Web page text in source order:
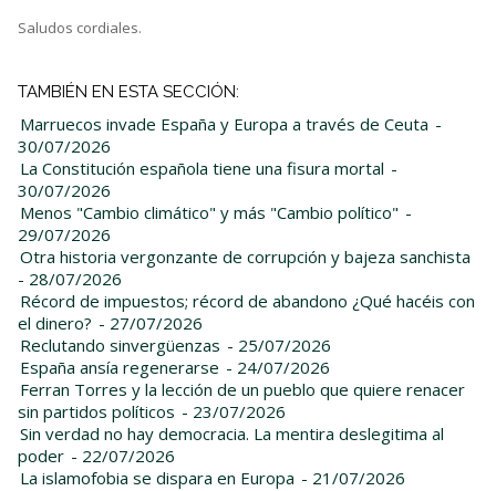
Saludos cordiales.
TAMBIÉN EN ESTA SECCIÓN:
Marruecos invade España y Europa a través de Ceuta -
30/07/2026
La Constitución española tiene una fisura mortal -
30/07/2026
Menos "Cambio climático" y más "Cambio político" -
29/07/2026
Otra historia vergonzante de corrupción y bajeza sanchista
- 28/07/2026
Récord de impuestos; récord de abandono ¿Qué hacéis con
el dinero? - 27/07/2026
Reclutando sinvergüenzas - 25/07/2026
España ansía regenerarse - 24/07/2026
Ferran Torres y la lección de un pueblo que quiere renacer
sin partidos políticos - 23/07/2026
Sin verdad no hay democracia. La mentira deslegitima al
poder - 22/07/2026
La islamofobia se dispara en Europa - 21/07/2026